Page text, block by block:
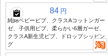
84 円
純綿ベビービブ、クラスAコットンガー
ゼ、子供用ビブ、柔らかい6層ガーゼ、
クラスA新生児ビブ、ドロップシッピン
グ